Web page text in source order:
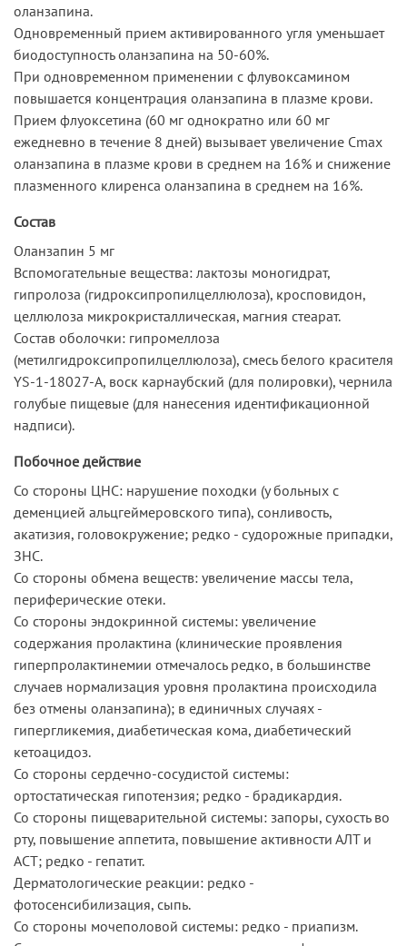
оланзапина.
Одновременный прием активированного угля уменьшает
биодоступность оланзапина на 50-60%.
При одновременном применении с флувоксамином
повышается концентрация оланзапина в плазме крови.
Прием флуоксетина (60 мг однократно или 60 мг
ежедневно в течение 8 дней) вызывает увеличение Cmax
оланзапина в плазме крови в среднем на 16% и снижение
плазменного клиренса оланзапина в среднем на 16%.
Состав
Оланзапин 5 мг
Вспомогательные вещества: лактозы моногидрат,
гипролоза (гидроксипропилцеллюлоза), кросповидон,
целлюлоза микрокристаллическая, магния стеарат.
Состав оболочки: гипромеллоза
(метилгидроксипропилцеллюлоза), смесь белого красителя
YS-1-18027-A, воск карнаубский (для полировки), чернила
голубые пищевые (для нанесения идентификационной
надписи).
Побочное действие
Со стороны ЦНС: нарушение походки (у больных с
деменцией альцгеймеровского типа), сонливость,
акатизия, головокружение; редко - судорожные припадки,
ЗНС.
Со стороны обмена веществ: увеличение массы тела,
периферические отеки.
Со стороны эндокринной системы: увеличение
содержания пролактина (клинические проявления
гиперпролактинемии отмечалось редко, в большинстве
случаев нормализация уровня пролактина происходила
без отмены оланзапина); в единичных случаях -
гипергликемия, диабетическая кома, диабетический
кетоацидоз.
Со стороны сердечно-сосудистой системы:
ортостатическая гипотензия; редко - брадикардия.
Со стороны пищеварительной системы: запоры, сухость во
рту, повышение аппетита, повышение активности АЛТ и
АСТ; редко - гепатит.
Дерматологические реакции: редко -
фотосенсибилизация, сыпь.
Со стороны мочеполовой системы: редко - приапизм.